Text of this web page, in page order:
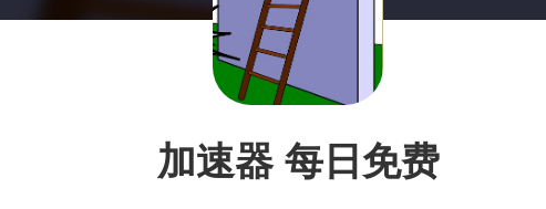
加速器 每日免费